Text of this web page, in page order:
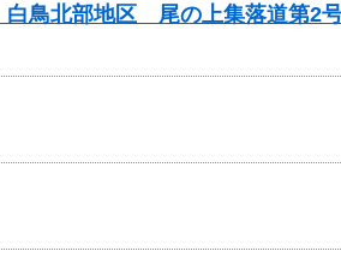
鳥北部地区 尾の上集落道第2